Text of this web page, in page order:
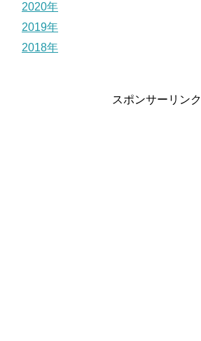
2020年
2019年
2018年
スポンサーリンク